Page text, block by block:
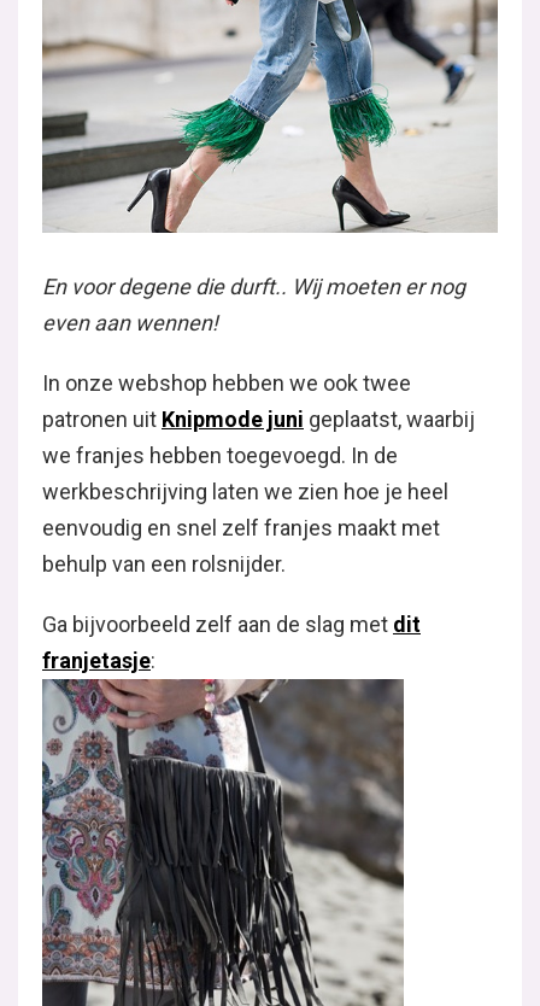
En voor degene die durft.. Wij moeten er nog
even aan wennen!
In onze webshop hebben we ook twee
patronen uit Knipmode juni geplaatst, waarbij
we franjes hebben toegevoegd. In de
werkbeschrijving laten we zien hoe je heel
eenvoudig en snel zelf franjes maakt met
behulp van een rolsnijder.
Ga bijvoorbeeld zelf aan de slag met dit
franjetasje: